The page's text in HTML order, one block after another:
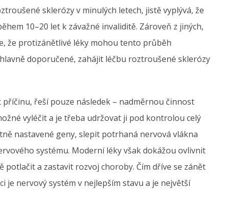
sklerózy v minulých letech, jistě vyplývá, že
10–20 let k závažné invaliditě. Zároveň z jiných,
že protizánětlivé léky mohou tento průběh
doporučené, zahájit léčbu roztroušené sklerózy
řeší pouze následek – nadměrnou činnost
vyléčit a je třeba udržovat ji pod kontrolou celý
nastavené geny, slepit potrhaná nervová vlákna
systému. Moderní léky však dokážou ovlivnit
a zastavit rozvoj choroby. Čím dříve se zánět
je nervový systém v nejlepším stavu a je největší